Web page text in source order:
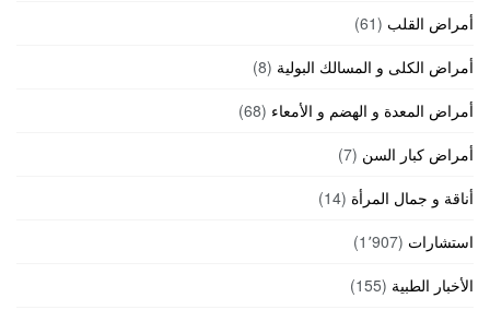
أمراض القلب (61)
أمراض الكلى و المسالك البولية (8)
أمراض المعدة و الهضم و الأمعاء (68)
أمراض كبار السن (7)
أناقة و جمال المرأة (14)
استشارات (1٬907)
الأخبار الطبية (155)